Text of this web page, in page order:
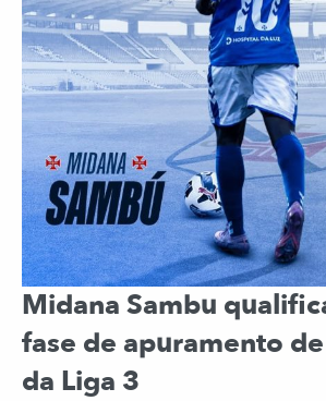
Midana Sambu
fase de apuramento
da Liga 3